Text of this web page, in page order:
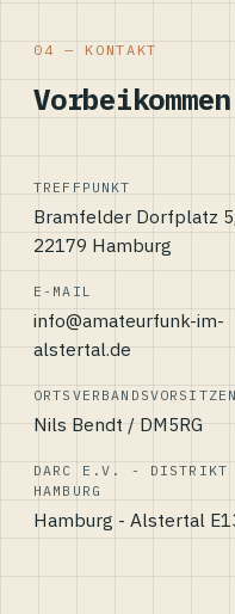
04 — KONTAKT
TREFFPUNKT
Bramfelder Dorfplatz 5,
22179 Hamburg
E-MAIL
info@amateurfunk-im-
alstertal.de
Nils Bendt / DM5RG
DARC E.V. - DISTRIKT
HAMBURG
Hamburg - Alstertal